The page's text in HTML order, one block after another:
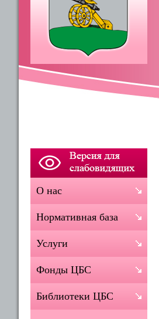
О нас
Нормативная база
Услуги
Фонды ЦБС
Библиотеки ЦБС